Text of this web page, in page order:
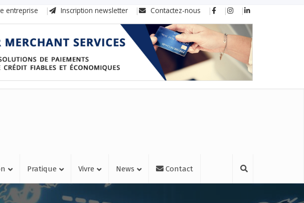
entreprise Inscription newsletter Contactez-nous
Pratique Vivre News Contact